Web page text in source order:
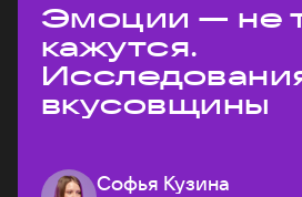
Эмоции — не
кажутся.
вкусовщины
Софья Кузина